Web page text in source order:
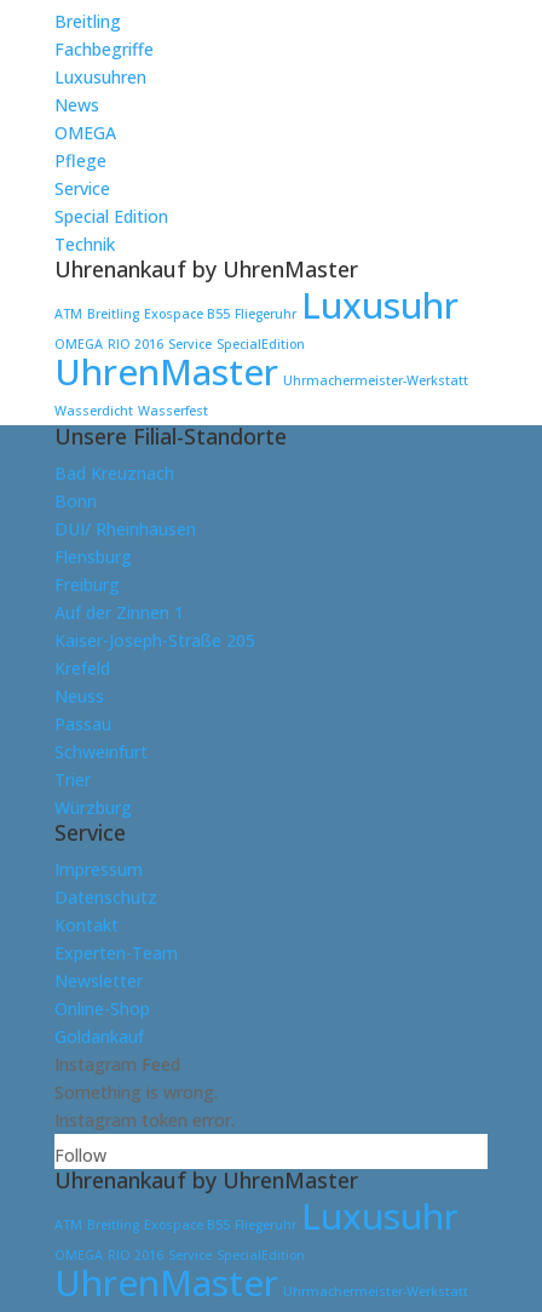
Breitling
Fachbegriffe
Luxusuhren
News
OMEGA
Pflege
Service
Special Edition
Technik
Uhrenankauf by UhrenMaster
ATM Breitling Exospace B55 Fliegeruhr Luxusuhr
OMEGA RIO 2016 Service SpecialEdition
UhrenMaster Uhrmachermeister-Werkstatt
Wasserdicht Wasserfest
Unsere Filial-Standorte
Bad Kreuznach
Bonn
DUI/ Rheinhausen
Flensburg
Freiburg
Auf der Zinnen 1
Kaiser-Joseph-Straße 205
Krefeld
Neuss
Passau
Schweinfurt
Trier
Würzburg
Service
Impressum
Datenschutz
Kontakt
Experten-Team
Newsletter
Online-Shop
Goldankauf
Instagram Feed
Something is wrong.
Instagram token error.
Follow
Uhrenankauf by UhrenMaster
ATM Breitling Exospace B55 Fliegeruhr Luxusuhr
OMEGA RIO 2016 Service SpecialEdition
UhrenMaster Uhrmachermeister-Werkstatt